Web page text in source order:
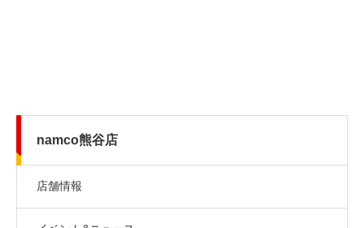
namco熊谷店
店舗情報